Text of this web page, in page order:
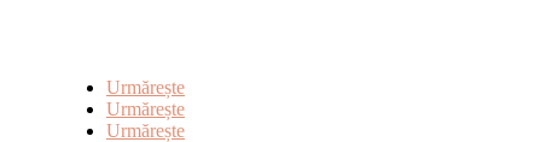
Urmărește
Urmărește
Urmărește